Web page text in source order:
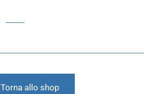
Torna allo shop